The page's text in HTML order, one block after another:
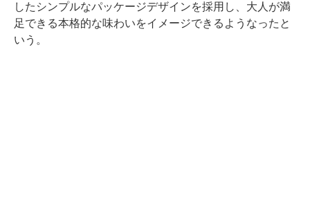
したシンプルなパッケージデザインを採用し、大人が満
足できる本格的な味わいをイメージできるようなったと
いう。